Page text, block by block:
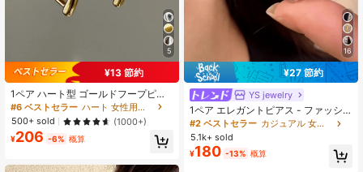
7.9K フォロワー
5
¥13 節約
1ペア ハート型 ゴールドフープピア
ス、バレンタインデーギフト ジュエ
リー 女性用、スムーズなミニマリス
トファッションジュエリー
#6 ベストセラー
ハート 女性用イヤリング
500+ sold
(1000+)
¥206 -6% 概算
16
¥27 節約
YS jewelry
1ペア エレガントピアス - ファッシ
ョンと洗練の完璧な融合、二重層デ
ザイン、若い女性や学生に適してい
ます、銅微細インレイピアス
#2 ベストセラー
カジュアル 女性用フープピアス
5.1k+ sold
¥180 -13% 概算